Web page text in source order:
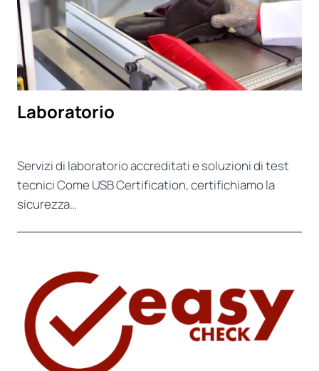
Laboratorio
Servizi di laboratorio accreditati e soluzioni di test
tecnici Come USB Certification, certifichiamo la
sicurezza…